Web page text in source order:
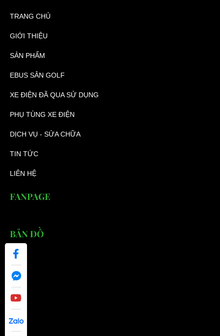
TRANG CHỦ
GIỚI THIỆU
SẢN PHẨM
EBUS SÂN GOLF
XE ĐIỆN ĐÃ QUA SỬ DỤNG
PHỤ TÙNG XE ĐIỆN
DỊCH VỤ - SỬA CHỮA
TIN TỨC
LIÊN HỆ
FANPAGE
BẢN ĐỒ